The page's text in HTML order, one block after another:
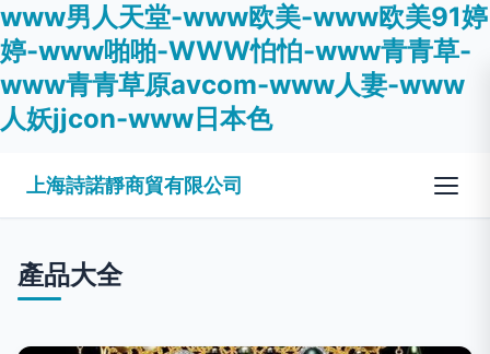
www男人天堂-www欧美-www欧美91婷
婷-www啪啪-WWW怕怕-www青青草-
www青青草原avcom-www人妻-www
人妖jjcon-www日本色
上海詩諾靜商貿有限公司
產品大全